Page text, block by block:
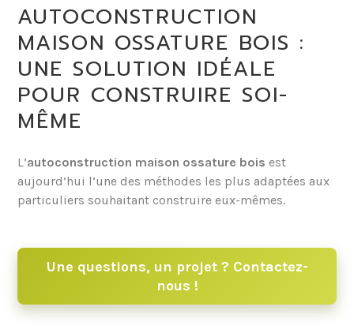
AUTOCONSTRUCTION
MAISON OSSATURE BOIS :
UNE SOLUTION IDÉALE
POUR CONSTRUIRE SOI-
MÊME
L’autoconstruction maison ossature bois est
aujourd’hui l’une des méthodes les plus adaptées aux
particuliers souhaitant construire eux-mêmes.
Une questions, un projet ? Contactez-
nous !